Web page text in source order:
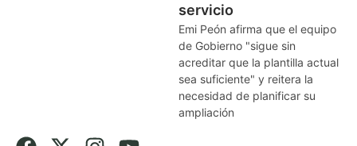
servicio
Emi Peón afirma que el equipo
de Gobierno "sigue sin
acreditar que la plantilla actual
sea suficiente" y reitera la
necesidad de planificar su
ampliación